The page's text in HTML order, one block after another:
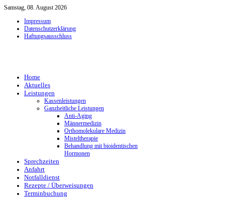
Samstag, 08. August 2026
Impressum
Datenschutzerklärung
Haftungsausschluss
Home
Aktuelles
Leistungen
Kassenleistungen
Ganzheitliche Leistungen
Anti-Aging
Männermedizin
Orthomolekulare Medizin
Misteltherapie
Behandlung mit bioidentischen
Hormonen
Sprechzeiten
Anfahrt
Notfalldienst
Rezepte / Überweisungen
Terminbuchung